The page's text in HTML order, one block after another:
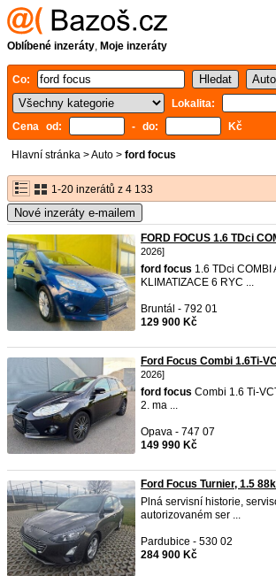
Oblíbené inzeráty, Moje inzeráty
Co:
Lokalita:
Cena od:
- do: Kč
Hlavní stránka >Auto > ford focus
1-20 inzerátů z 4 133
Nové inzeráty e-mailem
FORD FOCUS 1.6 TDci
2026]
ford focus 1.6 TDci COMBI
KLIMATIZACE 6 RYC ...
Bruntál - 792 01
129 900 Kč
Ford Focus Combi 1.6Ti-
2026]
ford focus Combi 1.6 Ti-
2. ma ...
Opava - 747 07
149 990 Kč
Ford Focus Turnier, 1.5
Plná servisní historie,
autorizovaném ser ...
Pardubice - 530 02
284 900 Kč